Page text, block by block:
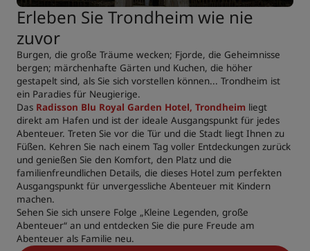
Erleben Sie Trondheim wie nie
zuvor
Burgen, die große Träume wecken; Fjorde, die Geheimnisse
bergen; märchenhafte Gärten und Kuchen, die höher
gestapelt sind, als Sie sich vorstellen können... Trondheim ist
ein Paradies für Neugierige.
Das Radisson Blu Royal Garden Hotel, Trondheim liegt
direkt am Hafen und ist der ideale Ausgangspunkt für jedes
Abenteuer. Treten Sie vor die Tür und die Stadt liegt Ihnen zu
Füßen. Kehren Sie nach einem Tag voller Entdeckungen zurück
und genießen Sie den Komfort, den Platz und die
familienfreundlichen Details, die dieses Hotel zum perfekten
Ausgangspunkt für unvergessliche Abenteuer mit Kindern
machen.
Sehen Sie sich unsere Folge „Kleine Legenden, große
Abenteuer“ an und entdecken Sie die pure Freude am
Abenteuer als Familie neu.